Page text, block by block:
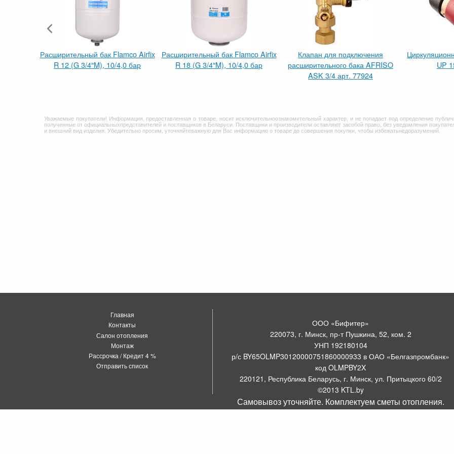
Расширительный бак Flamco Airfix
R 12 (G 3/4″M), 10/4,0 бар
Расширительный бак Flamco Airfix
R 18 (G 3/4″M), 10/4,0 бар
Клапан для подключения
расширительного бака AFRISO
ASK 3/4 арт. 77924
UP
Уважаемые покупатели! Информация, предоставленная о товаре, носит исключительноознакомительный характер, и не попадает под определение
полученные от официальныхпредставителей и поставщиков в Беларуси. Поставщики и производители оставляют засобой право, без уведомления
и внешний вид изделия. Убедительно просим, уточняйтеважную для Вас информацию о товаре до совершения покупки, чтобы избежатьнедоразумений.
Главная
Контакты
Салон отопления
Монтаж
Рассрочка / Кредит 4 %
Отправить список
ООО «Бифитер»
220073, г. Минск, пр-т Пушкина, 52, ком. 2
УНП 192180104
р/с BY65OLMP30120000751860000933 в ОАО «Белгазпромбанк»
код OLMPBY2X
220121, Республика Беларусь, г. Минск, ул. Притыцкого 60/2
©2013 KTL.by
Пн-Пт:10:05-17:30Сб:11:00-13:00
Самовывоз уточняйте. Комплектуем сметы отопления.